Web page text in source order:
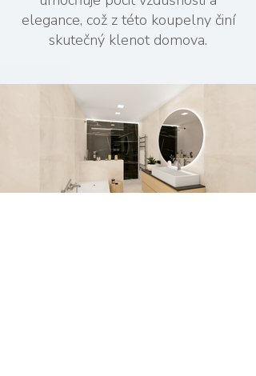
elegance, což z této koupelny činí
skutečný klenot domova.